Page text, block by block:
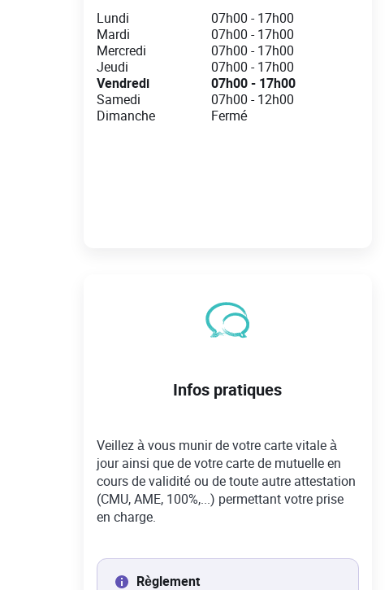
Day of the Week Hours
Lundi 07h00 -17h00
Mardi
07h00 -17h00
Mercredi
07h00 -17h00
Jeudi
07h00 -17h00
Vendredi
07h00- 17h00
Samedi
07h00 -12h00
Dimanche
Fermé
Infos pratiques
Veillez à vous munir de votre carte vitale à
jour ainsi que de votre carte de mutuelle en
cours de validité ou de toute autre attestation
(CMU, AME, 100%,...) permettant votre prise
en charge.
Règlement